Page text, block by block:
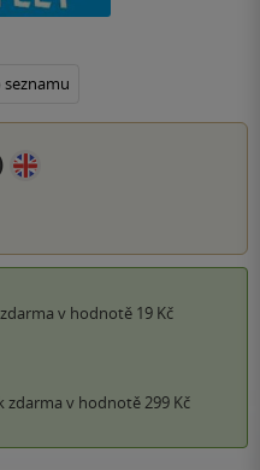
v hodnotě 19 Kč
zdarma v hodnotě 299 Kč